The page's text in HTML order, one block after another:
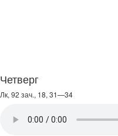
Четверг
Лк, 92 зач., 18, 31—34